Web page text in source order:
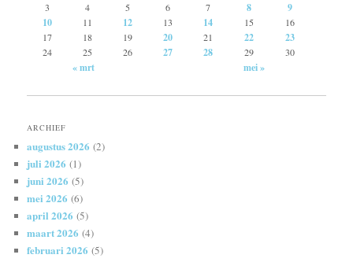
3
4 5 6 7 8
9
10
11 12 13 14 15
16
17
18 19 20 21 22 23
24 25 26 27 28 29 30
« mrt mei »
ARCHIEF
augustus 2026 (2)
juli 2026 (1)
juni 2026 (5)
mei 2026 (6)
april 2026 (5)
maart 2026 (4)
februari 2026 (5)